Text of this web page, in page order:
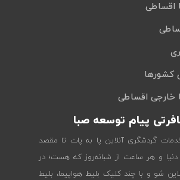
اقساطی
کشورها
خارجی اقساطی
پیام توسعه صبا
گردشگری آنلاین پا به پات تا مقصد
و هر ساعت از شبانه‌روز که هست؛ در
شو و با چند کلیک بلیط هواپیما، بلیط